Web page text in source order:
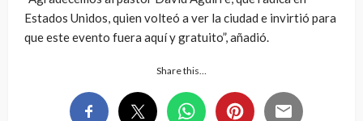
Estados Unidos, quien volteó a ver la ciudad e invirtió para
que este evento fuera aquí y gratuito”, añadió.
Share this…